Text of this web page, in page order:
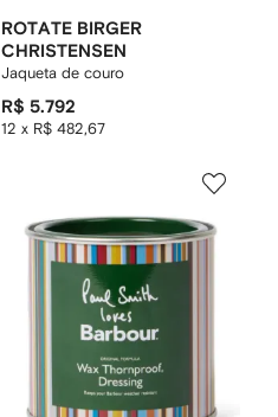
ROTATE BIRGER
CHRISTENSEN
Jaqueta de couro
R$ 5.792
12 x R$ 482,67